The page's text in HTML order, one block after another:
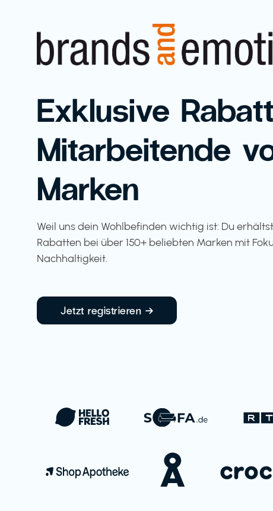
Exklusive
Mitarbeitende
Marken
Weil uns dein Wohlbefinden wichtig ist: Du
Rabatten bei über 150+ beliebten Marken mit
Nachhaltigkeit.
Jetzt registrieren →